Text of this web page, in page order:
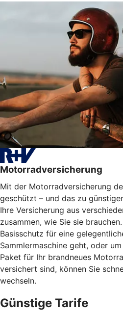
Motorradversicherung
Mit der Motorradversicherung
geschützt – und das zu
Ihre Versicherung aus
zusammen, wie Sie sie
Basisschutz für eine
Sammlermaschine geht, oder
Paket für Ihr brandneues
versichert sind, können Sie
wechseln.
Günstige Tarife